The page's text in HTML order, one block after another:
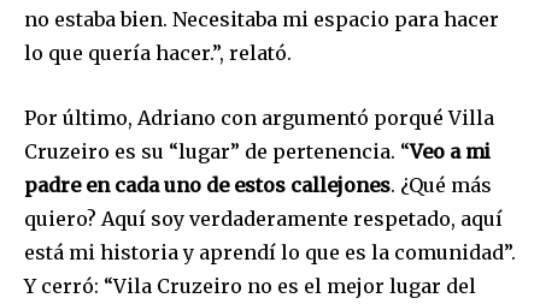
no estaba bien. Necesitaba mi espacio para hacer
lo que quería hacer.”, relató.
Por último, Adriano con argumentó porqué Villa
Cruzeiro es su “lugar” de pertenencia. “Veo a mi
padre en cada uno de estos callejones. ¿Qué más
quiero? Aquí soy verdaderamente respetado, aquí
está mi historia y aprendí lo que es la comunidad”.
Y cerró: “Vila Cruzeiro no es el mejor lugar del